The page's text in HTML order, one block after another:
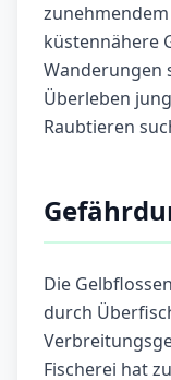
küstennähere
Wanderungen
Überleben
Raubtieren
Die
durch
Fischerei hat